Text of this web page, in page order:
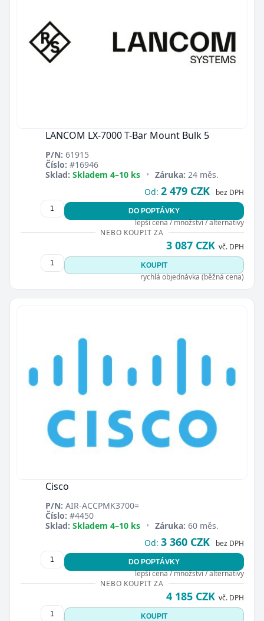
LANCOM LX-7000 T-Bar Mount Bulk 5
P/N: 61915
Číslo: #16946
Sklad: Skladem 4–10 ks • Záruka: 24 měs.
Od: 2 479 CZK bez DPH
DO POPTÁVKY
lepší cena / množství / alternativy
NEBO KOUPIT ZA
3 087 CZK vč. DPH
KOUPIT
rychlá objednávka (běžná cena)
Cisco
P/N: AIR-ACCPMK3700=
Číslo: #4450
Sklad: Skladem 4–10 ks • Záruka: 60 měs.
Od: 3 360 CZK bez DPH
DO POPTÁVKY
lepší cena / množství / alternativy
NEBO KOUPIT ZA
4 185 CZK vč. DPH
KOUPIT